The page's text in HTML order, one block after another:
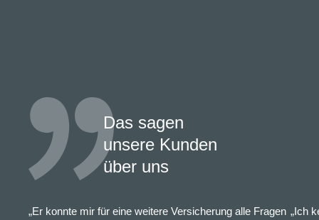
Das sagen
unsere Kunden
über uns
„Er konnte mir für eine weitere Versicherung alle Fragen „Ich